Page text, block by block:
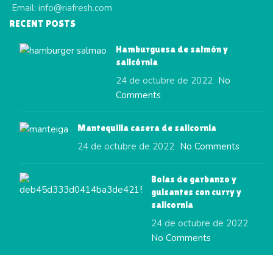
Email: info@riafresh.com
RECENT POSTS
Hamburguesa de salmón y
salicórnia
24 de octubre de 2022 No
Comments
Mantequilla casera de salicornia
24 de octubre de 2022 No Comments
Bolas de garbanzo y
guisantes con curry y
salicornia
24 de octubre de 2022
No Comments